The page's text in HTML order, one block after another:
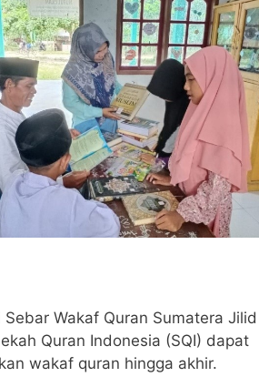
Wakaf Quran Sumatera Jilid
Quran Indonesia (SQI) dapat
wakaf quran hingga akhir.